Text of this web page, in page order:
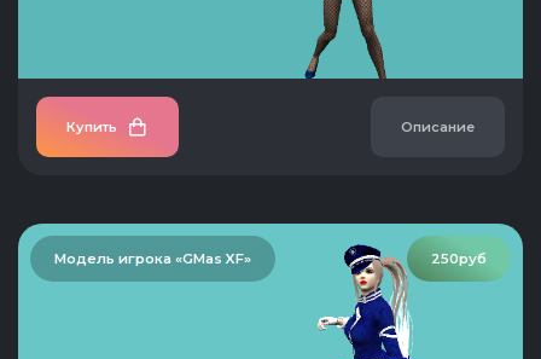
Купить Описание
250руб
Модель игрока «GMas XF»